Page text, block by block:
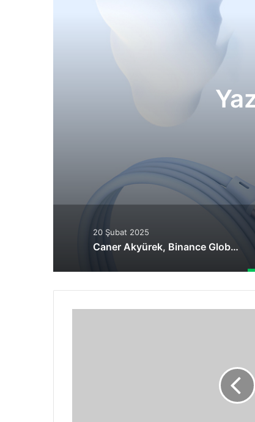
20 Şubat 2025
Caner Akyürek, Binance Global Özel İnceleme Birimi Uzmanı Olarak Atandı